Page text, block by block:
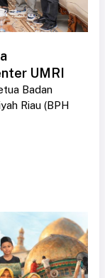
UMRI
Badan
Riau (BPH